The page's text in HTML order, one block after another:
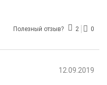
Полезный отзыв? 2 0
12.09.2019